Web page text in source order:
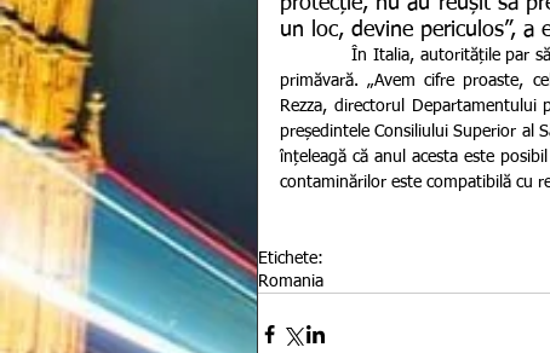
un loc, devine periculos”, a
             În Italia, autoritățile par să reclame un număr al morților care le reamintește de dezastrul din
primăvară. „Avem cifre proaste,
Rezza, directorul
președintele Consiliului Superior al
înțeleagă că anul acesta este
contaminărilor este compatibilă cu
Etichete:
Romania